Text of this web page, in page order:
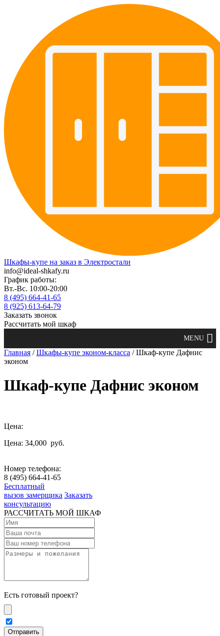
Шкафы-купе на заказ в Электростали
info@ideal-shkafy.ru
График работы:
Вт.-Вс. 10:00-20:00
8 (495) 664-41-65
8 (925) 613-64-79
Заказать звонок
Рассчитать мой шкаф
Главная /Шкафы-купе эконом-класса / Шкаф-купе Дафнис
эконом
Шкаф-купе Дафнис эконом
Цена:
Цена: 34,000 руб.
Номер телефона:
8 (495) 664-41-65
Бесплатный
вызов замерщика Заказать
консультацию
РАССЧИТАТЬ МОЙ ШКАФ
Есть готовый проект?